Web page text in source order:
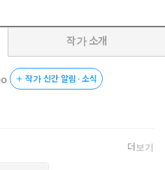
작가 소개
작가 신간 알림 · 소식
더보기